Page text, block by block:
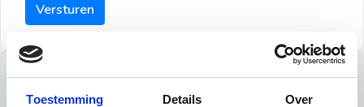
Toestemming Details Over
Versturen
Tips